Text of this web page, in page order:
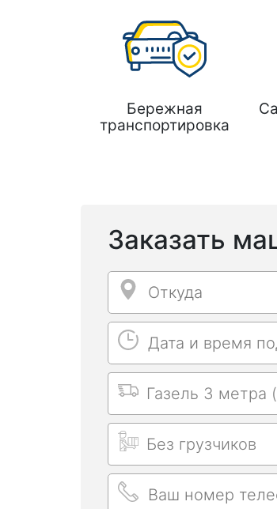
Бережная
транспортировка
Заказать
Откуда Откуда
Дата и время подачи
Дата и время
Выбрать машину
Длительность заказа
Ваш номер телефона
Ваш номер